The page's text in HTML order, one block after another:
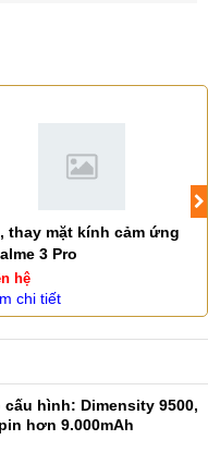
thay mặt kính cảm ứng
3 Pro
hệ
chi tiết
cấu hình: Dimensity 9500,
hơn 9.000mAh